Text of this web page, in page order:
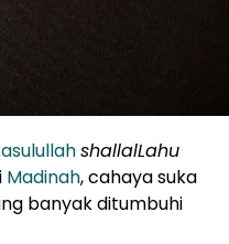
shallalLahu
Madinah, cahaya suka
banyak ditumbuhi